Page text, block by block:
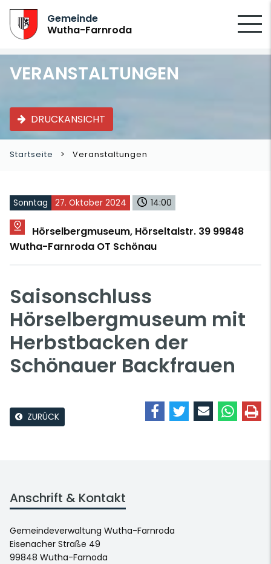
Gemeinde
Wutha-Farnroda
VERANSTALTUNGEN
DRUCKANSICHT
Startseite Veranstaltungen
Sonntag 27. Oktober 2024 14:00
Hörselbergmuseum, Hörseltalstr. 39 99848
Wutha-Farnroda OT Schönau
Saisonschluss
Hörselbergmuseum mit
Herbstbacken der
Schönauer Backfrauen
ZURÜCK
Anschrift & Kontakt
Gemeindeverwaltung Wutha-Farnroda
Eisenacher Straße 49
99848 Wutha-Farnoda